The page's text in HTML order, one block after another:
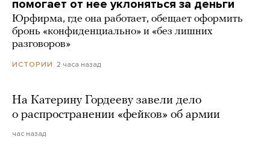
помогает от нее уклоняться за деньги
Юрфирма, где она работает, обещает оформить
бронь «конфиденциально» и «без лишних
разговоров»
ИСТОРИИ 2 часа назад
На Катерину Гордееву завели дело
о распространении «фейков» об армии
час назад